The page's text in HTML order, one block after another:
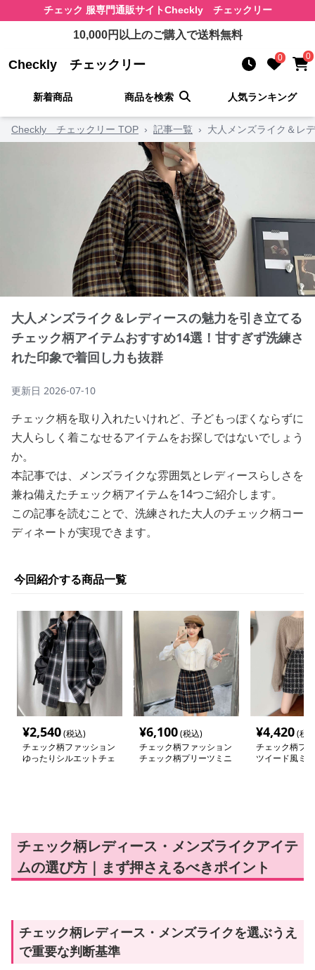
チェック 服専門通販サイトCheckly チェックリー
10,000円以上のご購入で送料無料
Checkly チェックリー 0 0
新着商品 商品を検索 人気ランキング
Checkly チェックリー TOP › 記事一覧 › 大人メンズライク＆レ
大人メンズライク＆レディースの魅力を引き立てる
チェック柄アイテムおすすめ14選！甘すぎず洗練さ
れた印象で着回し力も抜群
更新日 2026-07-10
チェック柄を取り入れたいけれど、子どもっぽくならずに
大人らしく着こなせるアイテムをお探しではないでしょう
か。
本記事では、メンズライクな雰囲気とレディースらしさを
兼ね備えたチェック柄アイテムを14つご紹介します。
この記事を読むことで、洗練された大人のチェック柄コー
ディネートが実現できます。
今回紹介する商品一覧
¥2,540(税込)
チェック柄ファッション
ゆったりシルエットチェ
¥6,100(税込)
チェック柄ファッション
チェック柄プリーツミニ
¥4,420(税
チェック柄フ
ツイード風ミ
チェック柄レディース・メンズライクアイテ
ムの選び方｜まず押さえるべきポイント
チェック柄レディース・メンズライクを選ぶうえ
で重要な判断基準